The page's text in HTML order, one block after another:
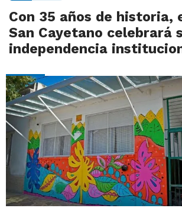
Con 35 años de historia,
San Cayetano celebrará
independencia